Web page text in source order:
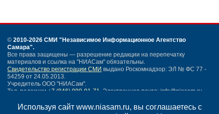
Используя сайт www.niasam.ru, вы соглашаетесь с
© 2010-2026 СМИ "Независимое Информационное Агентство
Самара".
Все права защищены — разрешение редакции на перепечатку
материалов и ссылка на "НИАСам" обязательны.
Свидетельство регистрации СМИ выдано Роскомнадзор: ЭЛ № ФС 77 -
54259 от 24.05.2013.
Учредитель ООО "НИАСам".
Тел. редакции +7 (846) 990-91-71. Электронная почта: info@niasam.ru
Написать письмо